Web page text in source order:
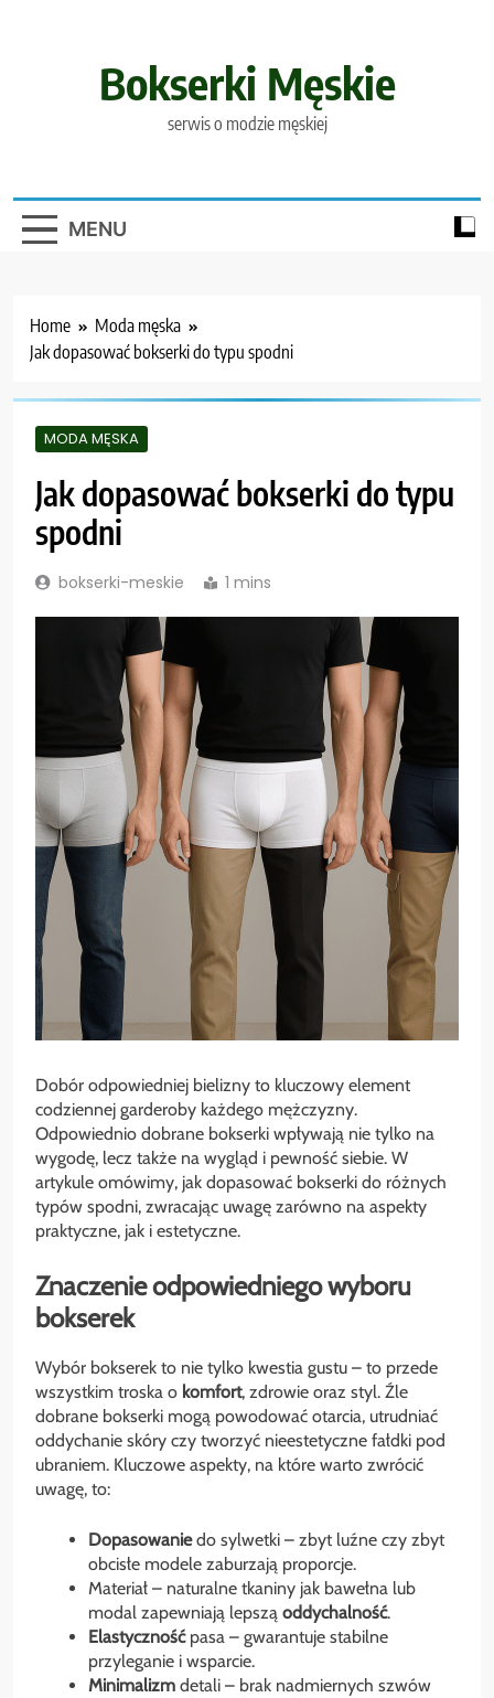
Bokserki Męskie
serwis o modzie męskiej
MENU
Home
Moda męska
Jak dopasować bokserki do typu spodni
MODA MĘSKA
Jak dopasować bokserki do typu
spodni
bokserki-meskie 1 mins
Dobór odpowiedniej bielizny to kluczowy element
codziennej garderoby każdego mężczyzny.
Odpowiednio dobrane bokserki wpływają nie tylko na
wygodę, lecz także na wygląd i pewność siebie. W
artykule omówimy, jak dopasować bokserki do różnych
typów spodni, zwracając uwagę zarówno na aspekty
praktyczne, jak i estetyczne.
Znaczenie odpowiedniego wyboru
bokserek
Wybór bokserek to nie tylko kwestia gustu – to przede
wszystkim troska o komfort, zdrowie oraz styl. Źle
dobrane bokserki mogą powodować otarcia, utrudniać
oddychanie skóry czy tworzyć nieestetyczne fałdki pod
ubraniem. Kluczowe aspekty, na które warto zwrócić
uwagę, to:
Dopasowaniedo sylwetki – zbyt luźne czy zbyt
obcisłe modele zaburzają proporcje.
Materiał – naturalne tkaniny jak bawełna lub
modal zapewniają lepszą oddychalność.
Elastycznośćpasa – gwarantuje stabilne
przyleganie i wsparcie.
Minimalizm detali – brak nadmiernych szwów